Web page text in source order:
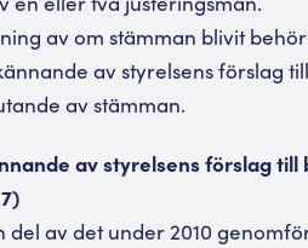
av om stämman blivit
av styrelsens förslag
av stämman.
av styrelsens förslag till
del av det under 2010